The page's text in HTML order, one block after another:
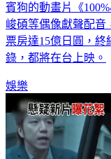
賓狗的動畫片《
峻碩等偶像獻聲配音
票房達15億日圓，終
錄，都將在台上映。
娛樂